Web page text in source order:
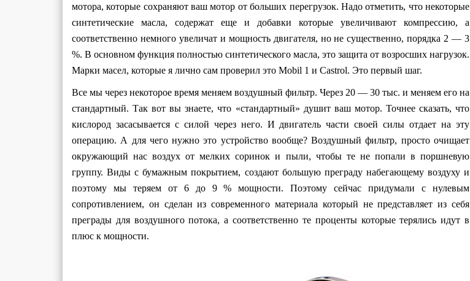
мотора, которые сохраняют ваш мотор от больших перегрузок. Надо отметить, что некоторые
синтетические масла, содержат еще и добавки которые увеличивают компрессию, а
соответственно немного увеличат и мощность двигателя, но не существенно, порядка 2 — 3
%. В основном функция полностью синтетического масла, это защита от возросших нагрузок.
Марки масел, которые я лично сам проверил это Mobil 1 и Castrol. Это первый шаг.
Все мы через некоторое время меняем воздушный фильтр. Через 20 — 30 тыс. и меняем его на
стандартный. Так вот вы знаете, что «стандартный» душит ваш мотор. Точнее сказать, что
кислород засасывается с силой через него. И двигатель части своей силы отдает на эту
операцию. А для чего нужно это устройство вообще? Воздушный фильтр, просто очищает
окружающий нас воздух от мелких соринок и пыли, чтобы те не попали в поршневую
группу. Виды с бумажным покрытием, создают большую преграду набегающему воздуху и
поэтому мы теряем от 6 до 9 % мощности. Поэтому сейчас придумали с нулевым
сопротивлением, он сделан из современного материала который не представляет из себя
преграды для воздушного потока, а соответственно те проценты которые терялись идут в
плюс к мощности.